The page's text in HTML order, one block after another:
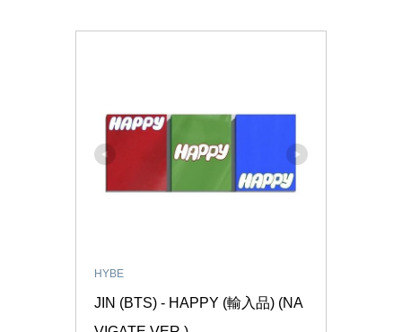
HYBE
JIN (BTS) - HAPPY (輸入品) (NA